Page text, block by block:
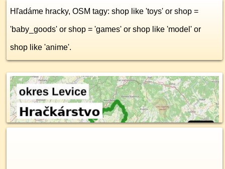
Hľadáme hracky, OSM tagy: shop like 'toys' or shop =
'baby_goods' or shop = 'games' or shop like 'model' or
shop like 'anime'.